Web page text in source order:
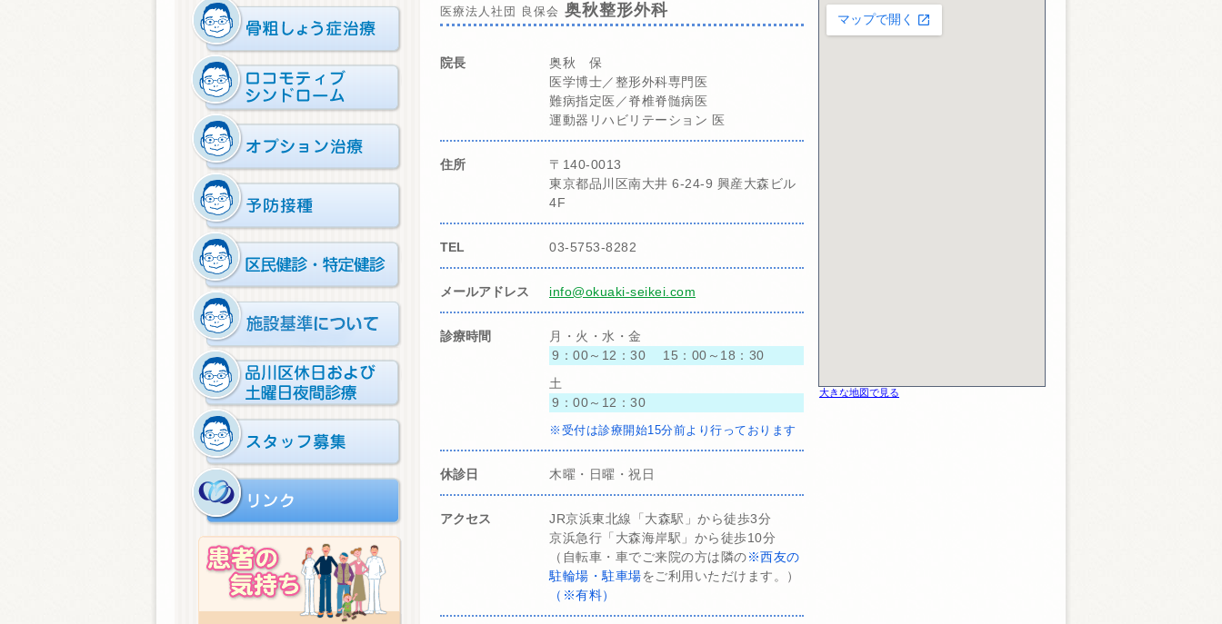
医療法人社団 良保会 奥秋整形外科
院長
奥秋 保
医学博士／整形外科専門医
難病指定医／脊椎脊髄病医
運動器リハビリテーション 医
住所
〒140-0013
東京都品川区南大井 6-24-9 興産大森ビル
4F
TEL 03-5753-8282
メールアドレス info@okuaki-seikei.com
診療時間
月・火・水・金
9：00～12：30 15：00～18：30
土
9：00～12：30
※受付は診療開始15分前より行っております
休診日 木曜・日曜・祝日
アクセス
JR京浜東北線「大森駅」から徒歩3分
京浜急行「大森海岸駅」から徒歩10分
（自転車・車でご来院の方は隣の ※西友の
駐輪場・駐車場をご利用いただけます。）
（※有料）
大きな地図で見る